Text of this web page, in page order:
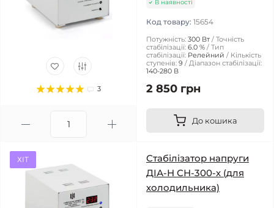
3
В наявності
Код товару: 15654
Потужність: 300 Вт
Точність
стабілізації: 6.0 %
Тип
стабілізації: Релейний
Кількість
ступенів: 9
Діапазон стабілізації:
140-280 В
2 850 грн
До кошика
ХІТ
Стабілізатор напруги
ДІА-Н СН-300-х (для
холодильника)